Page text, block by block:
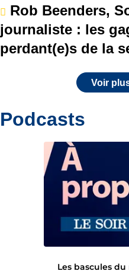
Rob Beenders,
journaliste : les
perdant(e)s de la
Voir
Podcasts